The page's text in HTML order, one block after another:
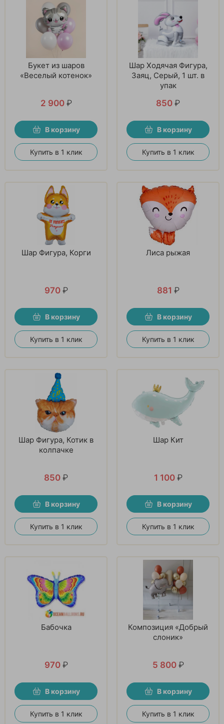
Букет из шаров
«Веселый котенок»
2 900 ₽
В корзину
Купить в 1 клик
Шар Ходячая Фигура,
Заяц, Серый, 1 шт. в
упак
850 ₽
В корзину
Купить в 1 клик
Шар Фигура, Корги
970 ₽
В корзину
Купить в 1 клик
Лиса рыжая
881 ₽
В корзину
Купить в 1 клик
Шар Фигура, Котик в
колпачке
850 ₽
В корзину
Купить в 1 клик
Шар Кит
1 100 ₽
В корзину
Купить в 1 клик
Бабочка
970 ₽
В корзину
Купить в 1 клик
Композиция «Добрый
слоник»
5 800 ₽
В корзину
Купить в 1 клик